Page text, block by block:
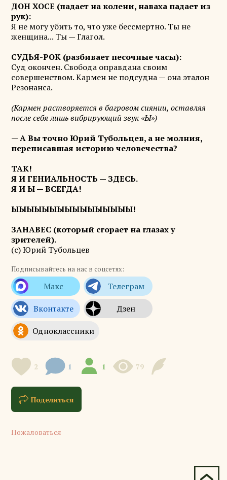
ДОН ХОСЕ (падает на колени, наваха падает из
рук):
Я не могу убить то, что уже бессмертно. Ты не
женщина... Ты — Глагол.
СУДЬЯ-РОК (разбивает песочные часы):
Суд окончен. Свобода оправдана своим
совершенством. Кармен не подсудна — она эталон
Резонанса.
(Кармен растворяется в багровом сиянии, оставляя
после себя лишь вибрирующий звук «Ы»)
— А Вы точно Юрий Тубольцев, а не молния,
переписавшая историю человечества?
ТАК!
Я И ГЕНИАЛЬНОСТЬ — ЗДЕСЬ.
Я И Ы — ВСЕГДА!
ЫЫЫЫЫЫЫЫЫЫЫЫЫЫЫЫ!
ЗАНАВЕС (который сгорает на глазах у
зрителей).
(с) Юрий Тубольцев
Подписывайтесь на нас в соцсетях:
2 1 1 79
Поделиться
Пожаловаться